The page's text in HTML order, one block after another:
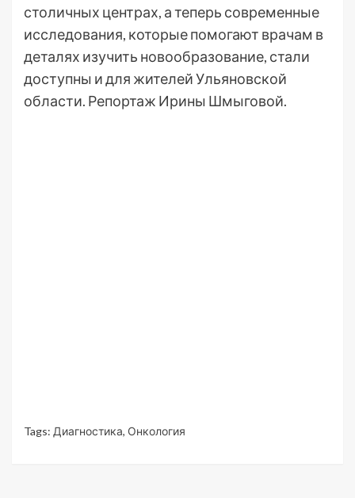
столичных центрах, а теперь современные
исследования, которые помогают врачам в
деталях изучить новообразование, стали
доступны и для жителей Ульяновской
области. Репортаж Ирины Шмыговой.
Tags: Диагностика, Онкология